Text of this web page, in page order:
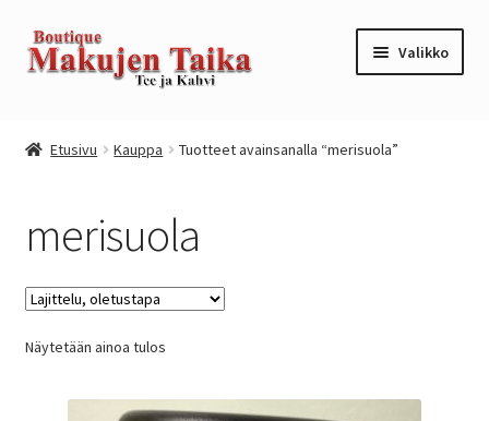
Siirry
navigointiin
Siirry
sisältöön
Valikko
Kassa
Kauppa
Oma tili
Etusivu Kauppa Tuotteet avainsanalla “merisuola”
merisuola
Näytetään ainoa tulos